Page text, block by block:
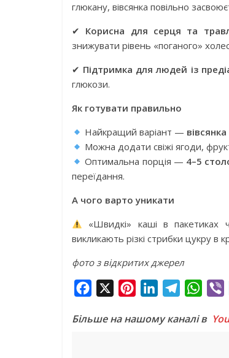
глюкану, вівсянка повільно
✔ Корисна для серця та
знижувати рівень «поганого»
✔ Підтримка для людей із
глюкози.
Як готувати правильно
Найкращий варіант —
Можна додати свіжі ягоди,
Оптимальна порція — 4–5
переїдання.
А чого варто уникати
«Швидкі» каші в пакетиках
викликають різкі стрибки цукру в
фото з відкритих джерел
c
n
n
l
W
a
Більше на нашому каналі в